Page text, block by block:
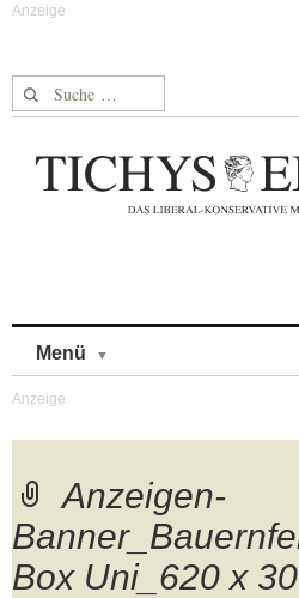
Suche nach:
Menü
Anzeigen-
Box Uni_620 x